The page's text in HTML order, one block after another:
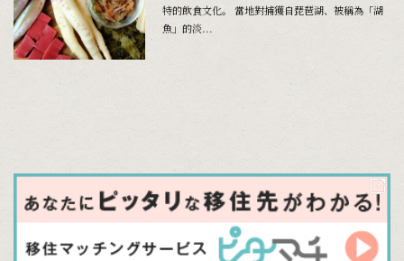
特的飲食文化。 當地對捕獲自琵琶湖、被稱為「湖
魚」的淡...